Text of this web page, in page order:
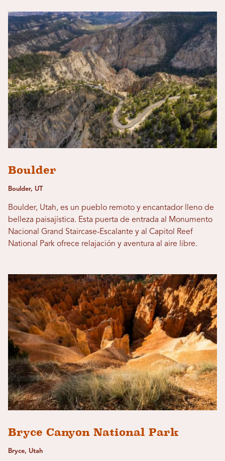
Boulder
Boulder, UT
Boulder, Utah, es un pueblo remoto y encantador lleno de
belleza paisajística. Esta puerta de entrada al Monumento
Nacional Grand Staircase-Escalante y al Capitol Reef
National Park ofrece relajación y aventura al aire libre.
Bryce Canyon National Park
Bryce, Utah